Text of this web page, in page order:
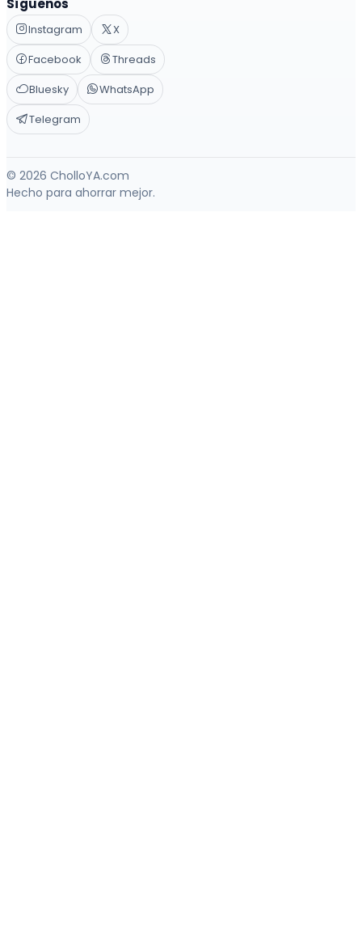
Instagram
X
Facebook
Threads
Bluesky
WhatsApp
Telegram
© 2026 CholloYA.com
Hecho para ahorrar mejor.